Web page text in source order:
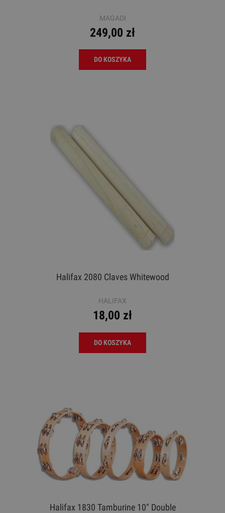
MAGADI
249,00 zł
DO KOSZYKA
Halifax 2080 Claves Whitewood
HALIFAX
18,00 zł
DO KOSZYKA
Halifax 1830 Tamburine 10" Double